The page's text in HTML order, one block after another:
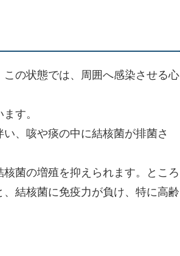
この状態では、周囲へ感染させる心
す。
、咳や痰の中に結核菌が排菌さ
菌の増殖を抑えられます。ところ
結核菌に免疫力が負け、特に高齢